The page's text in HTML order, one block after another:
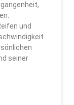
und
seiner